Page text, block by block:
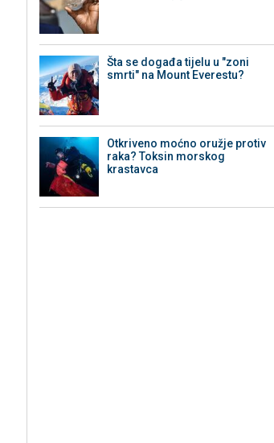
Šta se događa tijelu u "zoni
smrti" na Mount Everestu?
Otkriveno moćno oružje protiv
raka? Toksin morskog
krastavca